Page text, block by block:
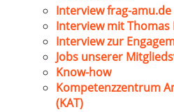
Interview frag-amu.de
Interview mit
Interview zur
Jobs unserer
Know-how
Kompetenzzentrum
(KAT)